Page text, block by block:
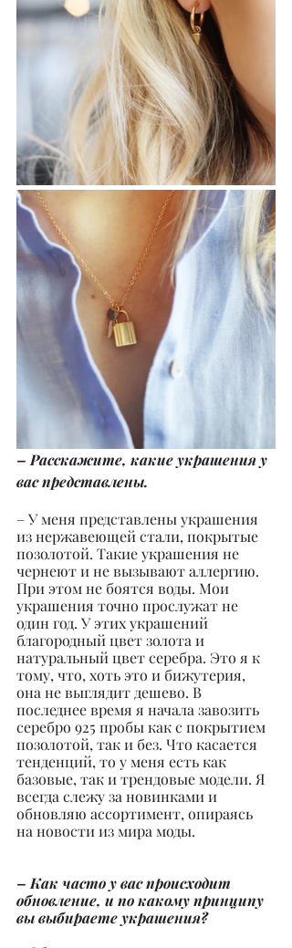
– Расскажите, какие украшения у
вас представлены.
– У меня представлены украшения
из нержавеющей стали, покрытые
позолотой. Такие украшения не
чернеют и не вызывают аллергию.
При этом не боятся воды. Мои
украшения точно прослужат не
один год. У этих украшений
благородный цвет золота и
натуральный цвет серебра. Это я к
тому, что, хоть это и бижутерия,
она не выглядит дешево. В
последнее время я начала завозить
серебро 925 пробы как с покрытием
позолотой, так и без. Что касается
тенденций, то у меня есть как
базовые, так и трендовые модели. Я
всегда слежу за новинками и
обновляю ассортимент, опираясь
на новости из мира моды.
– Как часто у вас происходит
обновление, и по какому принципу
вы выбираете украшения?